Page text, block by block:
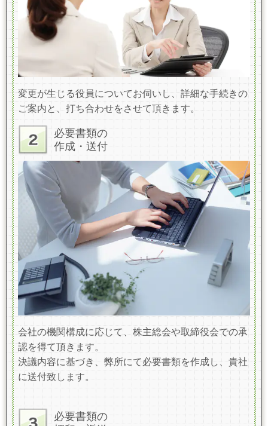
変更が生じる役員についてお伺いし、詳細な手続きの
ご案内と、打ち合わせをさせて頂きます。
必要書類の
作成・送付
会社の機関構成に応じて、株主総会や取締役会での承
認を得て頂きます。
決議内容に基づき、弊所にて必要書類を作成し、貴社
に送付致します。
必要書類の